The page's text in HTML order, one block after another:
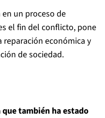
un proceso de
el fin del conflicto, pone
económica y
de sociedad.
también ha estado